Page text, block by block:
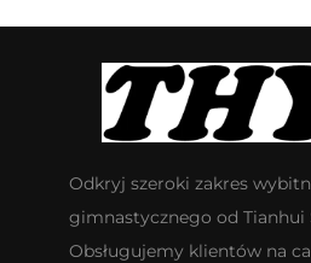
Odkryj szeroki zakres
gimnastycznego od Tianhui
Obsługujemy klientów na